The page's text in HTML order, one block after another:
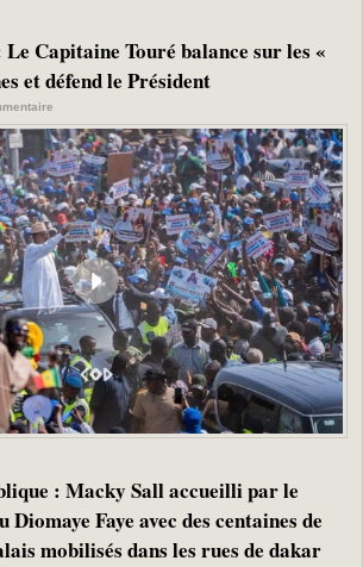
Le Capitaine Touré balance sur les «
et défend le Président
: Macky Sall accueilli par le
Faye avec des centaines de
mobilisés dans les rues de dakar